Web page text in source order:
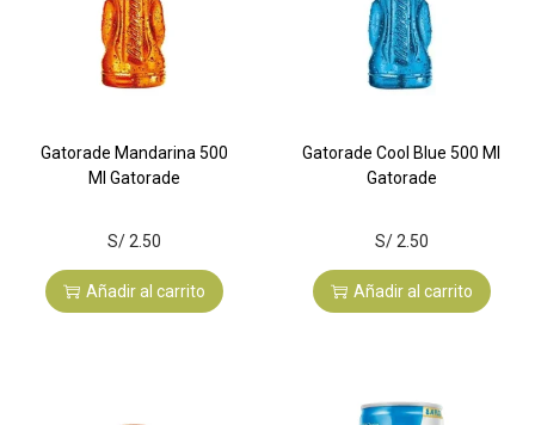
Gatorade Mandarina 500
Ml Gatorade
S/2.50
Añadir al carrito
Gatorade Cool Blue 500 Ml
Gatorade
S/2.50
Añadir al carrito